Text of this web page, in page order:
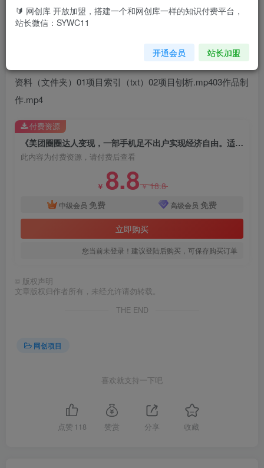
在已经深入人心，基本上人人都用过美团这个软件。所以他
的个体量和流量是非常大的，23年4月份美团推出了美团圈
圈这个分销小程序。让用户在低价订购的同时还能赚钱，这
是课程就是教大家如何通过美团圈圈来实现经济自由！项目
资料（文件夹）01项目索引（txt）02项目刨析.mp403作品制
作.mp4
《美团圈圈达人变现，一部手机足不出户实现经济自由。适合大学生和宝妈，小白更容易上手》
此内容为付费资源，请付费后查看
￥ 8.8￥18.8
中级会员 免费 高级会员 免费
立即购买
您当前未登录！建议登陆后购买，可保存购买订单
付费资源
© 版权声明
文章版权归作者所有，未经允许请勿转载。
THE END
网创项目
喜欢就支持一下吧
点赞 118 赞赏 分享 收藏
🔰 网创库 开放加盟，搭建一个和网创库一样的知识付费平台，
站长微信：SYWC11
开通会员 站长加盟